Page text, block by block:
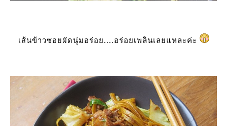
เส้นข้าวซอยผัดนุ่มอร่อย....อร่อยเพลินเลยแหละค่ะ